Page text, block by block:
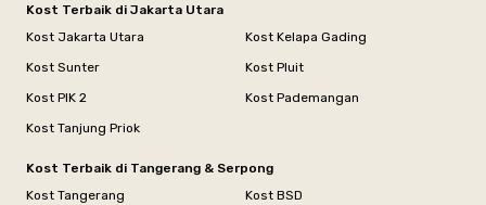
Kost Terbaik di Jakarta Utara
Kost Jakarta Utara
Kost Kelapa Gading
Kost Sunter
Kost Pluit
Kost PIK 2
Kost Pademangan
Kost Tanjung Priok
Kost Terbaik di Tangerang & Serpong
Kost Tangerang
Kost BSD